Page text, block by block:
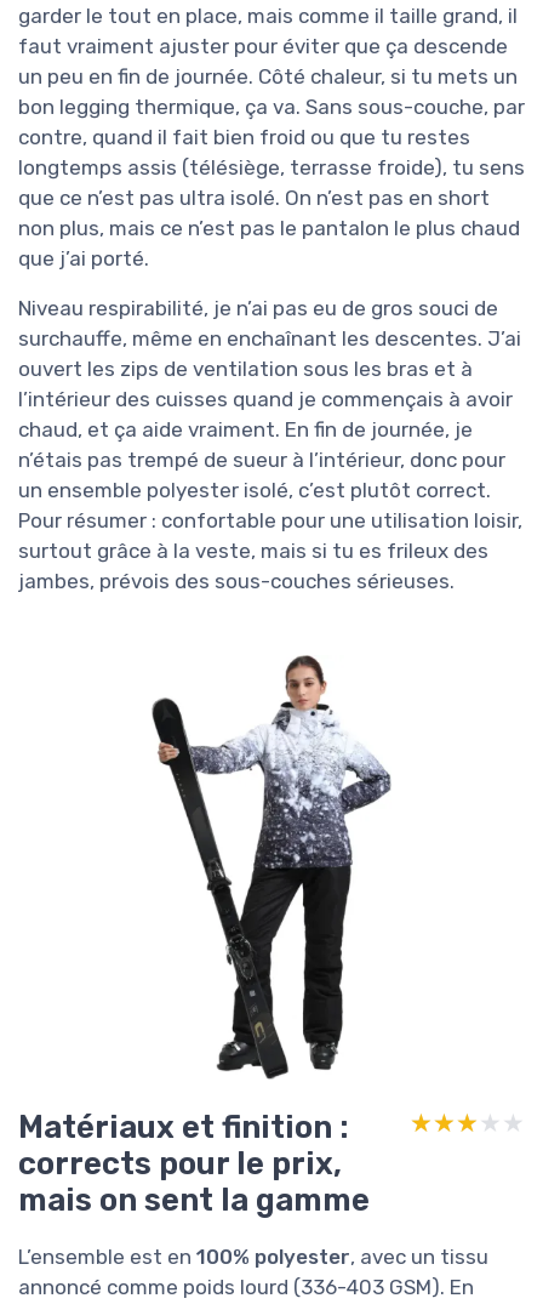
garder le tout en place, mais comme il taille grand, il
faut vraiment ajuster pour éviter que ça descende
un peu en fin de journée. Côté chaleur, si tu mets un
bon legging thermique, ça va. Sans sous-couche, par
contre, quand il fait bien froid ou que tu restes
longtemps assis (télésiège, terrasse froide), tu sens
que ce n’est pas ultra isolé. On n’est pas en short
non plus, mais ce n’est pas le pantalon le plus chaud
que j’ai porté.
Niveau respirabilité, je n’ai pas eu de gros souci de
surchauffe, même en enchaînant les descentes. J’ai
ouvert les zips de ventilation sous les bras et à
l’intérieur des cuisses quand je commençais à avoir
chaud, et ça aide vraiment. En fin de journée, je
n’étais pas trempé de sueur à l’intérieur, donc pour
un ensemble polyester isolé, c’est plutôt correct.
Pour résumer : confortable pour une utilisation loisir,
surtout grâce à la veste, mais si tu es frileux des
jambes, prévois des sous-couches sérieuses.
Matériaux et finition :
corrects pour le prix,
mais on sent la gamme
★★★★★
★★★★★
L’ensemble est en 100% polyester, avec un tissu
annoncé comme poids lourd (336-403 GSM). En